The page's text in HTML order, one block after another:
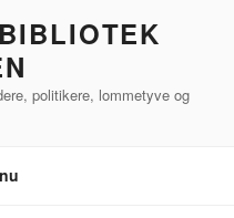
politikere, lommetyve og